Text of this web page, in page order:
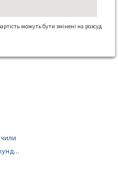
можуть бути змінені на розсуд